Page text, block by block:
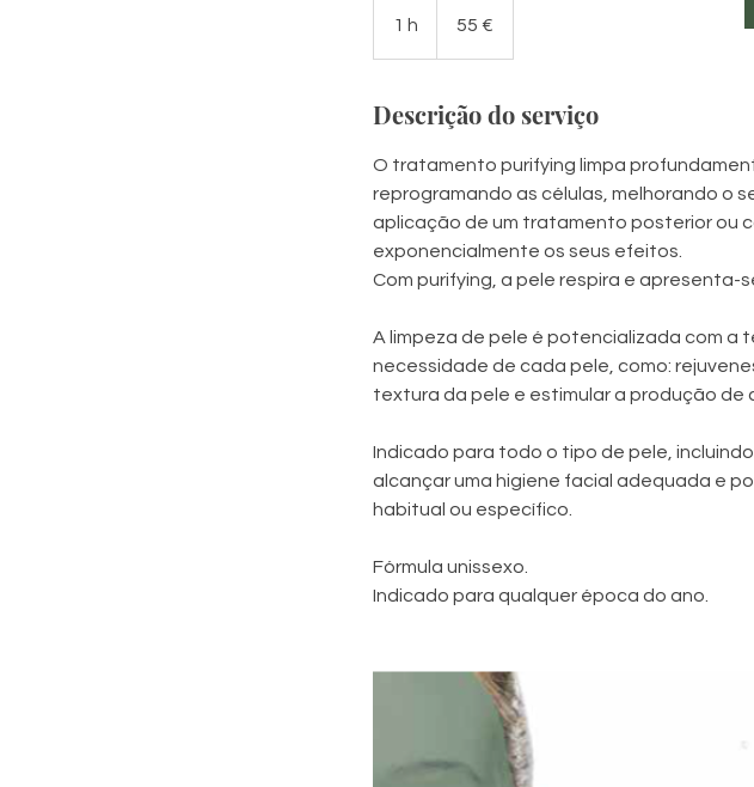
1 h 55 €
Descrição do serviço
O tratamento purifying limpa
reprogramando as células, melhorando o
aplicação de um tratamento posterior ou
exponencialmente os seus efeitos.
Com purifying, a pele respira e apresenta-
A limpeza de pele é potencializada com
necessidade de cada pele, como:
textura da pele e estimular a produção de
Indicado para todo o tipo de pele,
alcançar uma higiene facial adequada e
habitual ou específico.
Fórmula unissexo.
Indicado para qualquer época do ano.